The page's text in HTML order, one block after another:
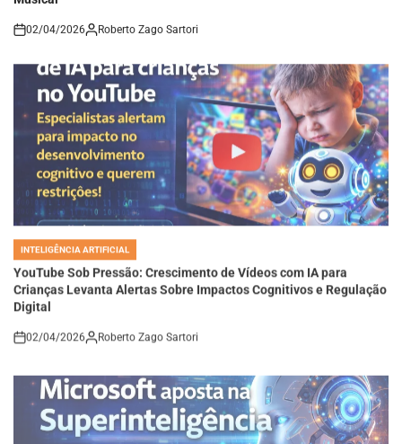
on
IN
INTELIGÊNCIA ARTIFICIAL
YouTube Sob Pressão: Crescimento de Vídeos com IA para
Crianças Levanta Alertas Sobre Impactos Cognitivos e Regulação
Digital
02/04/2026